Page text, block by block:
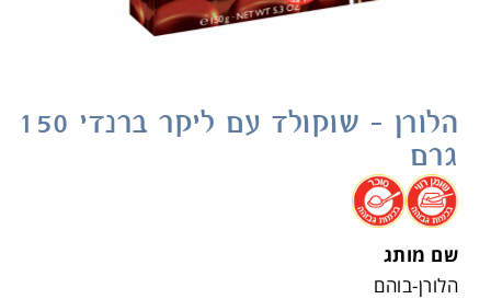
הלורן – שוקולד עם ליקר ברנדי 150
גרם
.
.
שם מותג
הלורן-בוהם